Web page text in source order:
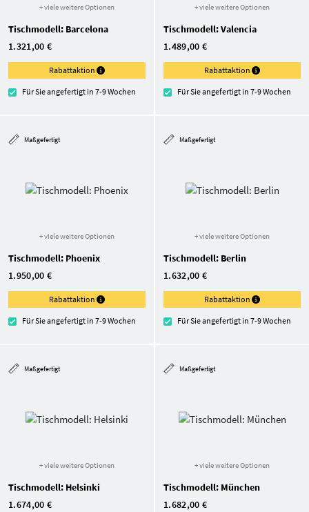
+ viele weitere Optionen
Tischmodell: Barcelona
1.321,00 €
Rabattaktion
Für Sie angefertigt in 7-9 Wochen
+ viele weitere Optionen
Tischmodell: Valencia
1.489,00 €
Rabattaktion
Für Sie angefertigt in 7-9 Wochen
Maßgefertigt
+ viele weitere Optionen
Tischmodell: Phoenix
1.950,00 €
Rabattaktion
Für Sie angefertigt in 7-9 Wochen
Maßgefertigt
+ viele weitere Optionen
Tischmodell: Berlin
1.632,00 €
Rabattaktion
Für Sie angefertigt in 7-9 Wochen
Maßgefertigt
+ viele weitere Optionen
Tischmodell: Helsinki
1.674,00 €
Maßgefertigt
+ viele weitere Optionen
Tischmodell: München
1.682,00 €